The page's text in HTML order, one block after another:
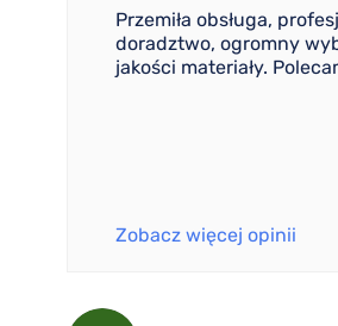
Przemiła obsługa,
doradztwo, ogromny
jakości materiały.
Zobacz więcej opinii